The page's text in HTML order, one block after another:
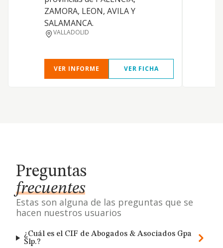
ZAMORA, LEON, AVILA Y
SALAMANCA.
VALLADOLID
VER INFORME VER FICHA
Preguntas
frecuentes
Estas son alguna de las preguntas que se
hacen nuestros usuarios
¿Cuál es el CIF de Abogados & Asociados Gpa
Slp.?